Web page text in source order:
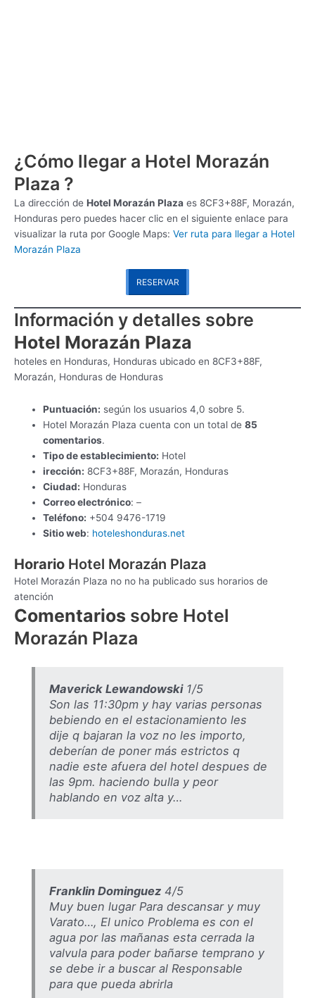
¿Cómo llegar a Hotel Morazán
Plaza ?
La dirección de Hotel Morazán Plaza es 8CF3+88F, Morazán,
Honduras pero puedes hacer clic en el siguiente enlace para
visualizar la ruta por Google Maps: Ver ruta para llegar a Hotel
Morazán Plaza
RESERVAR
Información y detalles sobre
Hotel Morazán Plaza
hoteles en Honduras, Honduras ubicado en 8CF3+88F,
Morazán, Honduras de Honduras
Puntuación: según los usuarios 4,0 sobre 5.
Hotel Morazán Plaza cuenta con un total de85
comentarios.
Tipo de establecimiento: Hotel
irección: 8CF3+88F, Morazán, Honduras
Ciudad: Honduras
Correo electrónico: –
Teléfono: +504 9476-1719
Sitio web: hoteleshonduras.net
Horario Hotel Morazán Plaza
Hotel Morazán Plaza no no ha publicado sus horarios de
atención
Comentarios sobre Hotel
Morazán Plaza
Maverick Lewandowski1/5
Son las 11:30pm y hay varias personas
bebiendo en el estacionamiento les
dije q bajaran la voz no les importo,
deberían de poner más estrictos q
nadie este afuera del hotel despues de
las 9pm. haciendo bulla y peor
hablando en voz alta y…
Franklin Dominguez4/5
Muy buen lugar Para descansar y muy
Varato…, El unico Problema es con el
agua por las mañanas esta cerrada la
valvula para poder bañarse temprano y
se debe ir a buscar al Responsable
para que pueda abrirla